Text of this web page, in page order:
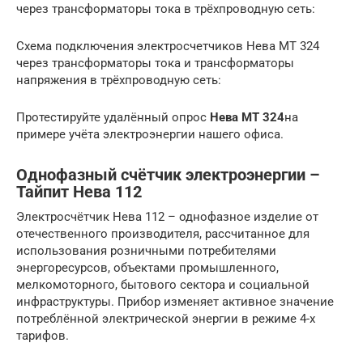
через трансформаторы тока в трёхпроводную сеть:
Схема подключения электросчетчиков Нева MT 324
через трансформаторы тока и трансформаторы
напряжения в трёхпроводную сеть:
Протестируйте удалённый опрос Нева МТ 324на
примере учёта электроэнергии нашего офиса.
Однофазный счётчик электроэнергии –
Тайпит Нева 112
Электросчётчик Нева 112 – однофазное изделие от
отечественного производителя, рассчитанное для
использования розничными потребителями
энергоресурсов, объектами промышленного,
мелкомоторного, бытового сектора и социальной
инфраструктуры. Прибор изменяет активное значение
потреблённой электрической энергии в режиме 4-х
тарифов.